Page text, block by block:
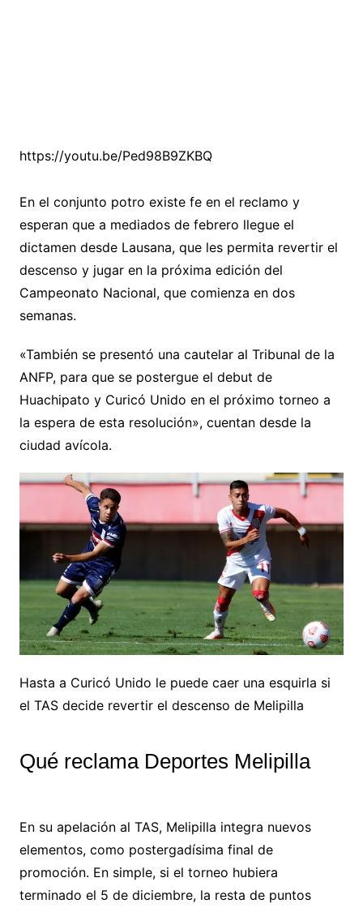
https://youtu.be/Ped98B9ZKBQ
En el conjunto potro existe fe en el reclamo y
esperan que a mediados de febrero llegue el
dictamen desde Lausana, que les permita revertir el
descenso y jugar en la próxima edición del
Campeonato Nacional, que comienza en dos
semanas.
«También se presentó una cautelar al Tribunal de la
ANFP, para que se postergue el debut de
Huachipato y Curicó Unido en el próximo torneo a
la espera de esta resolución», cuentan desde la
ciudad avícola.
Hasta a Curicó Unido le puede caer una esquirla si
el TAS decide revertir el descenso de Melipilla
Qué reclama Deportes Melipilla
En su apelación al TAS, Melipilla integra nuevos
elementos, como postergadísima final de
promoción. En simple, si el torneo hubiera
terminado el 5 de diciembre, la resta de puntos